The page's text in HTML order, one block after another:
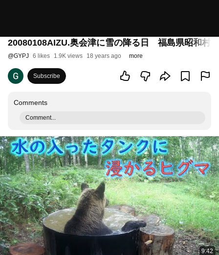
20080108AIZU.奥会津に雪の降る日 福島県昭和村
@GYPJ 6 likes 1.9K views 18 years ago more
Subscribe
Comments
Comment...
9:42